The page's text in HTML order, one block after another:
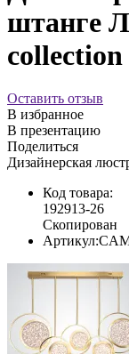
штанге
Оставить отзыв
В избранное
В презентацию
Поделиться
Дизайнерская
Код товара:
192913-26
Скопирован
Артикул: